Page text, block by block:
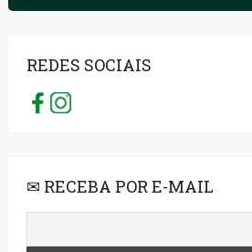
REDES SOCIAIS
✉ RECEBA POR E-MAIL